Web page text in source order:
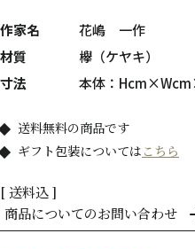
作家名
花嶋 一作
材質
欅（ケヤキ）
寸法
本体：
送料無料の商品です
ギフト包装については こちら
送料込
商品についてのお問い合わせ